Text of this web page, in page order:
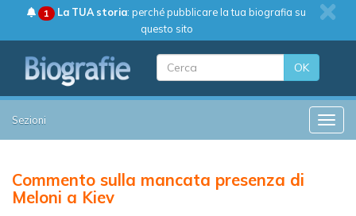
1 La TUA storia: perché pubblicare la tua biografia su
questo sito
OK
Sezioni
Commento sulla mancata presenza di
Meloni a Kiev